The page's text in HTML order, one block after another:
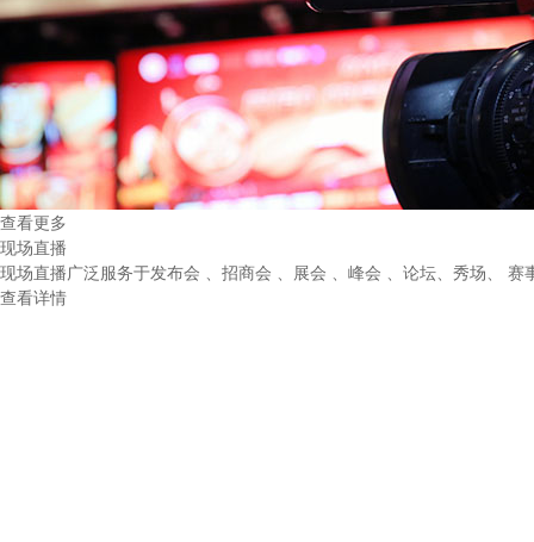
查看更多
现场直播
现场直播广泛服务于发布会 、招商会 、展会 、峰会 、论坛、秀场、
查看详情